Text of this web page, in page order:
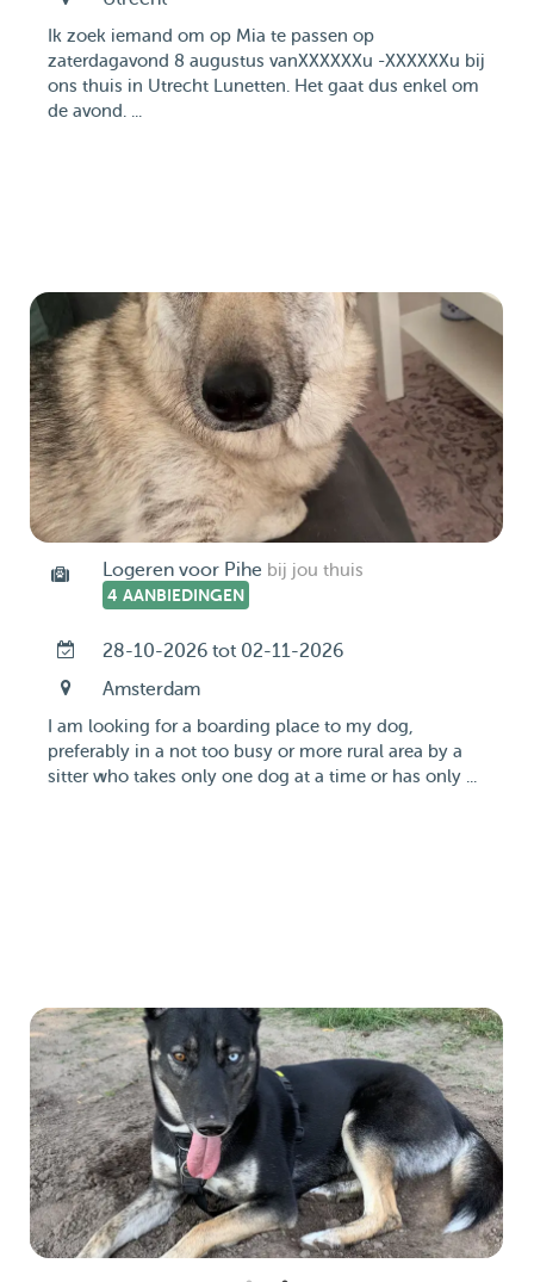
Ik zoek iemand om op Mia te passen op
zaterdagavond 8 augustus vanXXXXXXu -XXXXXXu bij
ons thuis in Utrecht Lunetten. Het gaat dus enkel om
de avond. ...
Logeren voor Pihe bij jou thuis
4 AANBIEDINGEN
28-10-2026 tot 02-11-2026
Amsterdam
I am looking for a boarding place to my dog,
preferably in a not too busy or more rural area by a
sitter who takes only one dog at a time or has only ...